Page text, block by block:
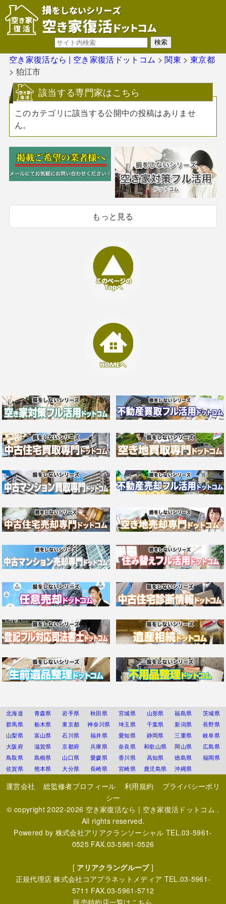
空き家復活なら | 空き家復活ドットコム >関東 > 東京都
> 狛江市
該当する専門家はこちら
このカテゴリに該当する公開中の投稿はありませ
ん。
もっと見る
北海道 青森県 岩手県 秋田県 宮城県 山形県 福島県
茨城県
群馬県
栃木県 東京都 神奈川県 埼玉県 千葉県 新潟県
長野県
山梨県
富山県 石川県 福井県 愛知県 静岡県 三重県
岐阜県
大阪府
滋賀県 京都府 兵庫県 奈良県 和歌山県 岡山県
広島県
鳥取県
島根県 山口県 愛媛県 香川県 高知県 徳島県
福岡県
佐賀県
熊本県 大分県 長崎県 宮崎県 鹿児島県 沖縄県
運営会社 総監修者プロフィール 利用規約
プライバシーポリ
シー
© copyright 2022-2026 空き家復活なら | 空き家復活ドットコム .
All rights reserved.
Powered by 株式会社アリアクランソーシャル TEL.03-5961-
0525 FAX.03-5961-0526
[ アリアクラングループ]
正規代理店株式会社コアプラネットメディア TEL.03-5961-
5711 FAX.03-5961-5712
販売特約店一覧はこちら